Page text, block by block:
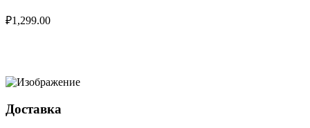
₽1,299.00
Доставка